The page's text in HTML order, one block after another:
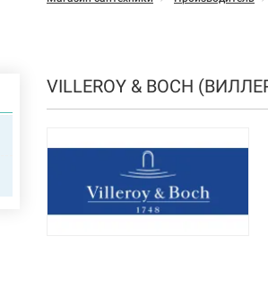
VILLEROY & BOCH